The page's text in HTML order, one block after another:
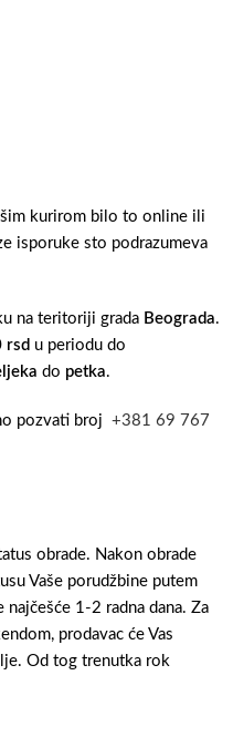
kurirom bilo to online ili
isporuke sto podrazumeva
na teritoriji grada Beograda.
rsd u periodu do
do petka.
pozvati broj +381 69 767
obrade. Nakon obrade
Vaše porudžbine putem
1-2 radna dana. Za
prodavac će Vas
Od tog trenutka rok